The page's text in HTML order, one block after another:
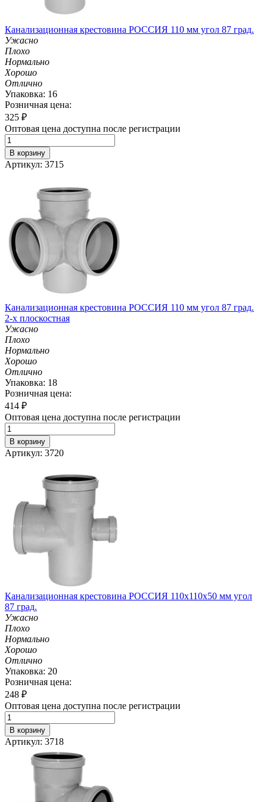
Канализационная крестовина РОССИЯ 110 мм угол 87 град.
Ужасно
Плохо
Нормально
Хорошо
Отлично
Упаковка: 16
Розничная цена:
325 ₽
Оптовая цена доступна после регистрации
В корзину
Артикул: 3715
Канализационная крестовина РОССИЯ 110 мм угол 87 град.
2-х плоскостная
Ужасно
Плохо
Нормально
Хорошо
Отлично
Упаковка: 18
Розничная цена:
414 ₽
Оптовая цена доступна после регистрации
В корзину
Артикул: 3720
Канализационная крестовина РОССИЯ 110х110х50 мм угол
87 град.
Ужасно
Плохо
Нормально
Хорошо
Отлично
Упаковка: 20
Розничная цена:
248 ₽
Оптовая цена доступна после регистрации
В корзину
Артикул: 3718